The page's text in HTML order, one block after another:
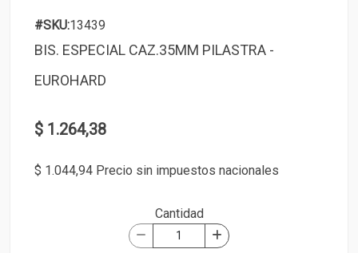
#SKU:13439
BIS. ESPECIAL CAZ.35MM PILASTRA -
EUROHARD
$ 1.264,38
$ 1.044,94 Precio sin impuestos nacionales
Cantidad